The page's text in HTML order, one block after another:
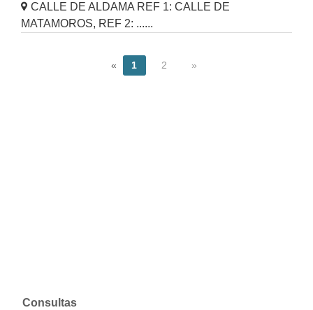
CALLE DE ALDAMA REF 1: CALLE DE
MATAMOROS, REF 2: ......
« 1 2 »
Consultas